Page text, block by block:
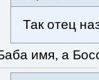
Так отец
имя, а